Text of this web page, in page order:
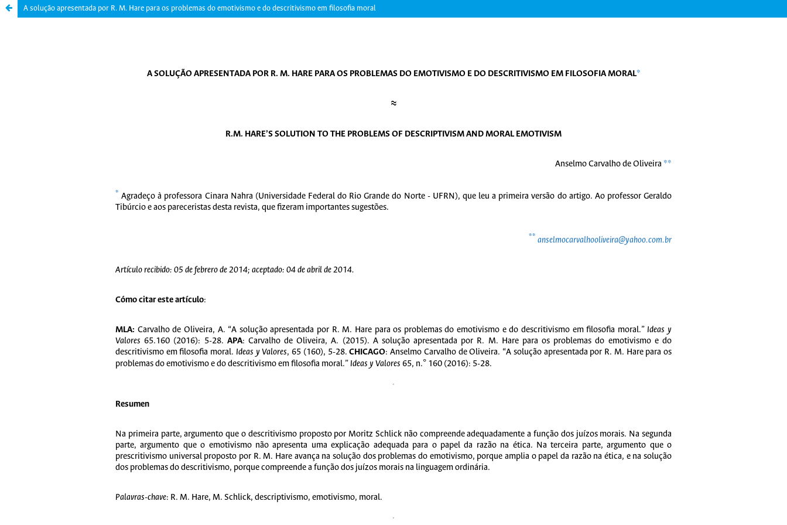
A solução apresentada por R. M. Hare para os problemas do emotivismo e do descritivismo em filosofia moral